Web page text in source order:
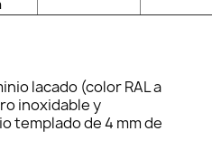
lacado (color RAL a
inoxidable y
templado de 4 mm de